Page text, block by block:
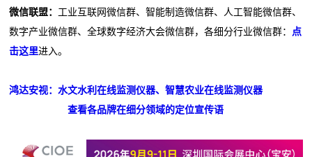
微信联盟： 工业互联网微信群、智能制造微信群、人工智能微信群、
数字产业微信群、全球数字经济大会微信群，各细分行业微信群： 点
击这里进入。
鸿达安视：水文水利在线监测仪器、智慧农业在线监测仪器
查看各品牌在细分领域的定位宣传语